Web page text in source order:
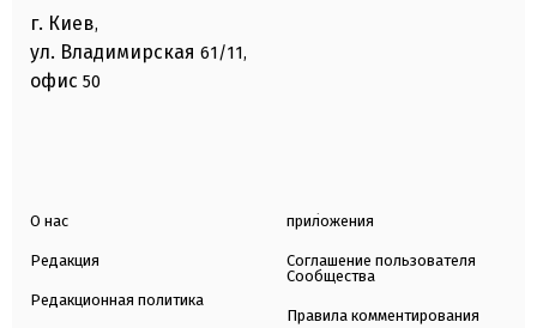
г. Киев,
ул. Владимирская 61/11,
офис 50
О нас
Редакция
Редакционная политика
приложения
Соглашение пользователя
Сообщества
Правила комментирования